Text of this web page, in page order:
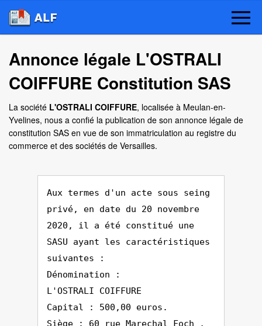
Annonce légale L'OSTRALI
COIFFURE Constitution SAS
La société L'OSTRALI COIFFURE, localisée à Meulan-en-
Yvelines, nous a confié la publication de son annonce légale de
constitution SAS en vue de son immatriculation au registre du
commerce et des sociétés de Versailles.
Aux termes d'un acte sous seing
privé, en date du 20 novembre
2020, il a été constitué une
SASU ayant les caractéristiques
suivantes :
Dénomination :
L'OSTRALI COIFFURE
Capital : 500,00 euros.
Siège : 60 rue Marechal Foch ,